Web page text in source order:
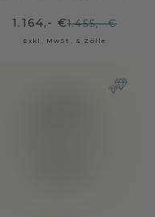
1.164,- €1.455,- €
Exkl. MwSt. & Zölle